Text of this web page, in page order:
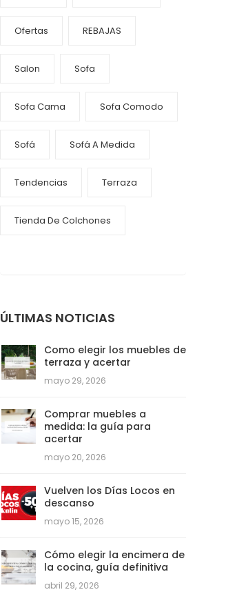
Ofertas REBAJAS
Salon Sofa
Sofa Cama Sofa Comodo
Sofá Sofá A Medida
Tendencias Terraza
Tienda De Colchones
ÚLTIMAS NOTICIAS
Como elegir los muebles de
terraza y acertar
mayo 29, 2026
Comprar muebles a
medida: la guía para
acertar
mayo 20, 2026
Vuelven los Días Locos en
descanso
mayo 15, 2026
Cómo elegir la encimera de
la cocina, guía definitiva
abril 29, 2026